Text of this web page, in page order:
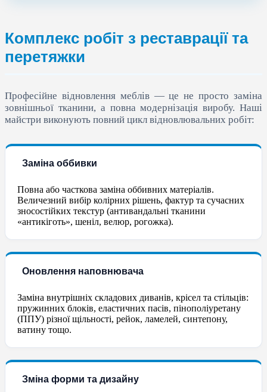
Комплекс робіт з реставрації та
перетяжки
Професійне відновлення меблів — це не просто заміна
зовнішньої тканини, а повна модернізація виробу. Наші
майстри виконують повний цикл відновлювальних робіт:
Заміна оббивки
Повна або часткова заміна оббивних матеріалів.
Величезний вибір колірних рішень, фактур та сучасних
зносостійких текстур (антивандальні тканини
«антикіготь», шеніл, велюр, рогожка).
Оновлення наповнювача
Заміна внутрішніх складових диванів, крісел та стільців:
пружинних блоків, еластичних пасів, пінополіуретану
(ППУ) різної щільності, рейок, ламелей, синтепону,
ватину тощо.
Зміна форми та дизайну